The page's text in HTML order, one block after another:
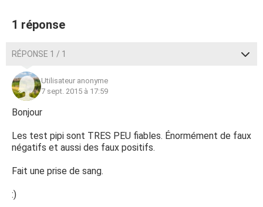
1 réponse
RÉPONSE 1 / 1
Utilisateur anonyme
7 sept. 2015 à 17:59
Bonjour
Les test pipi sont TRES PEU fiables. Énormément de faux
négatifs et aussi des faux positifs.
Fait une prise de sang.
:)